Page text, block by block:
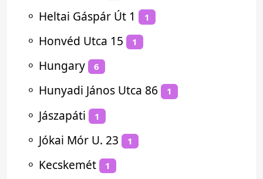
⚬ Heltai Gáspár Út 1 1
⚬ Honvéd Utca 15 1
⚬ Hungary 6
⚬ Hunyadi János Utca 86 1
⚬ Jászapáti 1
⚬ Jókai Mór U. 23 1
⚬ Kecskemét 1